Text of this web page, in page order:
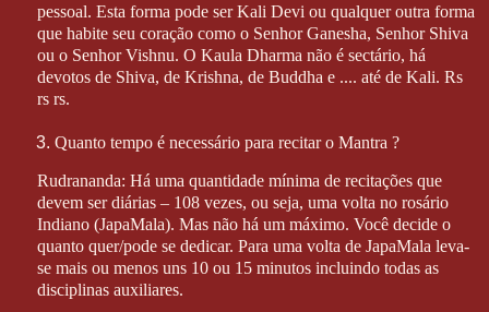
pessoal. Esta forma pode ser Kali Devi ou qualquer outra forma
que habite seu coração como o Senhor Ganesha, Senhor Shiva
ou o Senhor Vishnu. O Kaula Dharma não é sectário, há
devotos de Shiva, de Krishna, de Buddha e .... até de Kali. Rs
rs rs.
Quanto tempo é necessário para recitar o Mantra ?
Rudrananda: Há uma quantidade mínima de recitações que
devem ser diárias – 108 vezes, ou seja, uma volta no rosário
Indiano (JapaMala). Mas não há um máximo. Você decide o
quanto quer/pode se dedicar. Para uma volta de JapaMala leva-
se mais ou menos uns 10 ou 15 minutos incluindo todas as
disciplinas auxiliares.